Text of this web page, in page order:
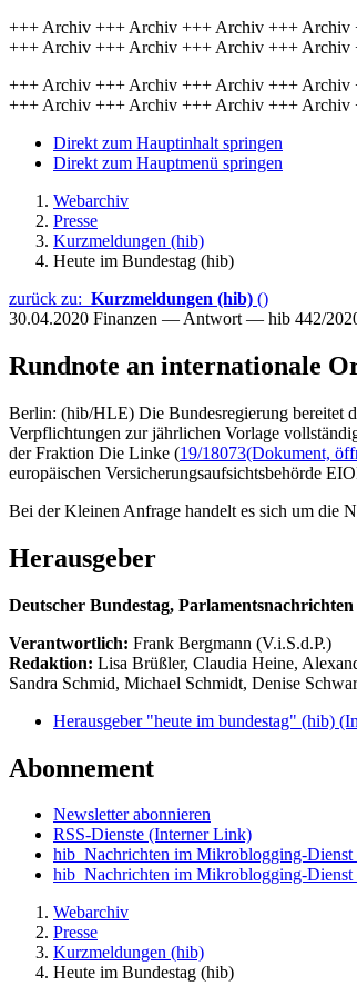
+++ Archiv +++ Archiv +++ Archiv +++
+++ Archiv +++ Archiv +++ Archiv +++
+++ Archiv +++ Archiv +++ Archiv +++
+++ Archiv +++ Archiv +++ Archiv +++
Direkt zum Hauptinhalt springen
Direkt zum Hauptmenü springen
Webarchiv
Presse
Kurzmeldungen (hib)
Heute im Bundestag (hib)
zurück zu: Kurzmeldungen (hib) ()
30.04.2020 Finanzen — Antwort — hib 442/
Rundnote an internationale
Berlin: (hib/HLE) Die Bundesregierung bereitet
Verpflichtungen zur jährlichen Vorlage
der Fraktion Die Linke (19/18073(Dokument,
europäischen Versicherungsaufsichtsbehörde
Bei der Kleinen Anfrage handelt es sich um die
Herausgeber
Deutscher Bundestag, Parlamentsnachrichten
Verantwortlich: Frank Bergmann (V.i.S.d.P.)
Redaktion: Lisa Brüßler, Claudia Heine,
Sandra Schmid, Michael Schmidt, Denise
Herausgeber "heute im bundestag" (hib)
Abonnement
Newsletter abonnieren
RSS-Dienste (Interner Link)
hib_Nachrichten im Mikroblogging-
hib_Nachrichten im Mikroblogging-Dienst
Webarchiv
Presse
Kurzmeldungen (hib)
Heute im Bundestag (hib)